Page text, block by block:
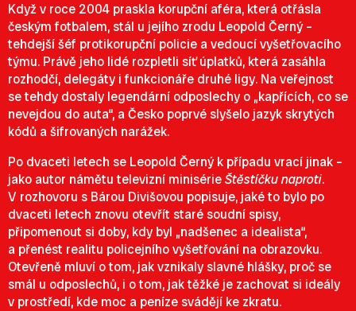
Když v roce 2004 praskla korupční aféra, která otřásla
českým fotbalem, stál u jejího zrodu Leopold Černý –
tehdejší šéf protikorupční policie a vedoucí vyšetřovacího
týmu. Právě jeho lidé rozpletli síť úplatků, která zasáhla
rozhodčí, delegáty i funkcionáře druhé ligy. Na veřejnost
se tehdy dostaly legendární odposlechy o „kapřících, co se
nevejdou do auta“, a Česko poprvé slyšelo jazyk skrytých
kódů a šifrovaných narážek.
Po dvaceti letech se Leopold Černý k případu vrací jinak –
jako autor námětu televizní minisérieŠtěstíčku naproti.
V rozhovoru s Bárou Divišovou popisuje, jaké to bylo po
dvaceti letech znovu otevřít staré soudní spisy,
připomenout si doby, kdy byl „nadšenec a idealista“,
a přenést realitu policejního vyšetřování na obrazovku.
Otevřeně mluví o tom, jak vznikaly slavné hlášky, proč se
smál u odposlechů, i o tom, jak těžké je zachovat si ideály
v prostředí, kde moc a peníze svádějí ke zkratu.